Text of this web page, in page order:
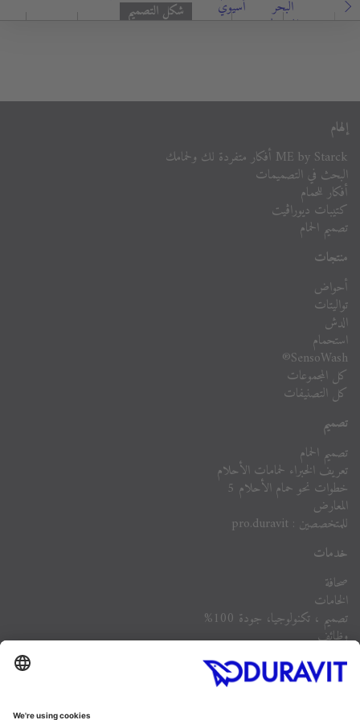
البحر
المتوسط
أسيوي
شكل التصميم
إلهام
ME by Starck أفكار متفردة لك ولحمامك
البحث في التصميمات
أفكار للحمام
كتيبات ديوراڨيت
تصميم الحمام
منتجات
أحواض
تواليتات
الدش
استحمام
SensoWash®
كل المجموعات
كل التصنيفات
تصميم
تصميم الحمام
تعريف الخبراء لحمامات الأحلام
خطوات نحو حمام الأحلام 5
المعارض
للمتخصصين : pro.duravit
خدمات
صحافة
الخامات
تصميم ، تكنولوجيا، جودة 100%
وظائف
أسئلة مكررة